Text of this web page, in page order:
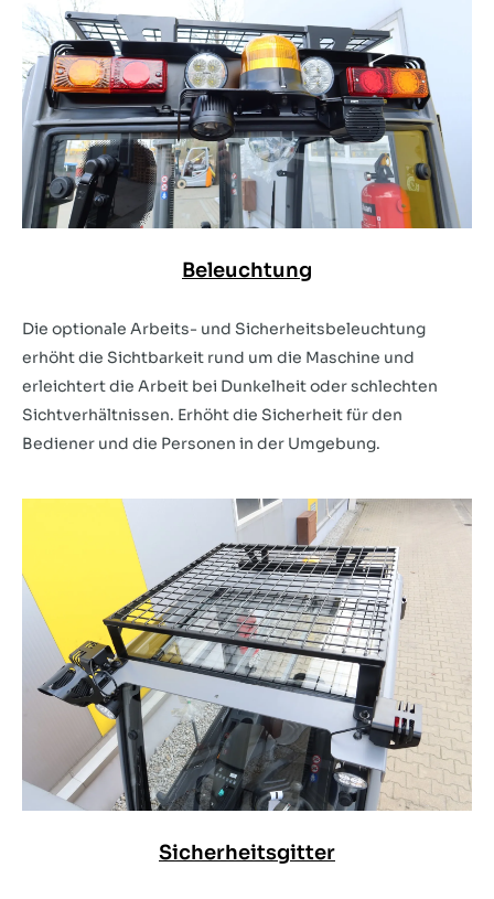
Beleuchtung
Die optionale Arbeits- und Sicherheitsbeleuchtung
erhöht die Sichtbarkeit rund um die Maschine und
erleichtert die Arbeit bei Dunkelheit oder schlechten
Sichtverhältnissen. Erhöht die Sicherheit für den
Bediener und die Personen in der Umgebung.
Sicherheitsgitter